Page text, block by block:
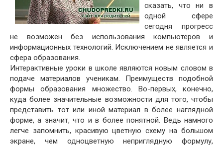
сказать, что ни в
одной сфере
сегодня прогресс
не возможен без использования компьютеров и
информационных технологий. Исключением не является и
сфера образования.
Интерактивные уроки в школе являются новым словом в
подаче материалов ученикам. Преимуществ подобной
формы образования множество. Во-первых, конечно,
куда более значительные возможности для того, чтобы
представить тот или иной материал в более наглядной
форме, а значит, что и в более понятной. Ведь намного
легче запомнить, красивую цветную схему на большом
экране, чем одноцветную неприглядную формулу,